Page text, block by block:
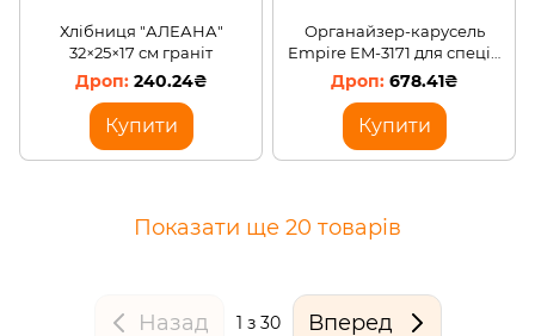
Хлібниця "АЛЕАНА"
32×25×17 см граніт
240.24₴
Купити
Органайзер-карусель
Empire EM-3171 для спецій
678.41₴
Купити
Показати ще 20 товарів
Назад 1 з 30 Вперед